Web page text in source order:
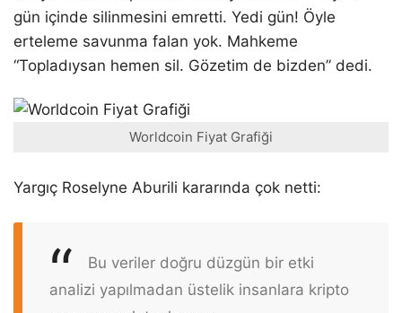
gün içinde silinmesini emretti. Yedi gün! Öyle
erteleme savunma falan yok. Mahkeme
“Topladıysan hemen sil. Gözetim de bizden” dedi.
Worldcoin Fiyat Grafiği
Yargıç Roselyne Aburili kararında çok netti:
Bu veriler doğru düzgün bir etki
analizi yapılmadan üstelik insanlara kripto